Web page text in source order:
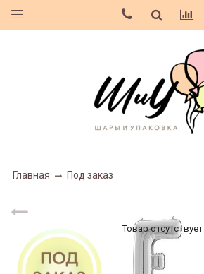
Главная Под заказ
Товар отсутствует